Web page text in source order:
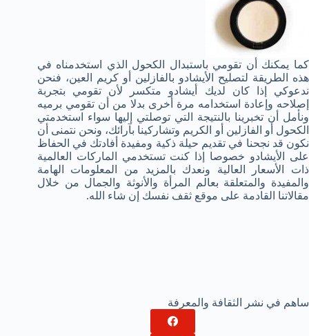
كما يمكنك أن تقومي باستبدال الكحول الذي استخدمناه في
هذه الطريقة لتصليح الأيشادو بالفازلين أو كريم العين، فنحن
ندعوكي إذا كان لديك أيشادو متكسر لأن تقومي بتجربة
إصلاحه وإعادة استخدامه مرة أخرى بدلا من أن تقومي برميه
ونأمل أن تخبرينا بالنتيجة التي توصلتي إليها سواء استخدمتي
الكحول أو الفازلين أو الكريم وتشاركينا بآرائك، ونحن نتمنى أن
نكون قد نجحنا في تقديم حيلة ذكية ومفيدة أفادتك في الحفاظ
على الأيشادو خصوصا إذا كنت تستخدمي الماركات العالمية
ذات الأسعار العالية ونعدك بالمزيد من المعلومات الهامة
والمفيدة والمتعلقة بعالم المرأة والأنوثة والجمال من خلال
مقالاتنا القادمة على موقع ثقف نفسك إن شاء الله.
ساهم في نشر الثقافة والمعرفة